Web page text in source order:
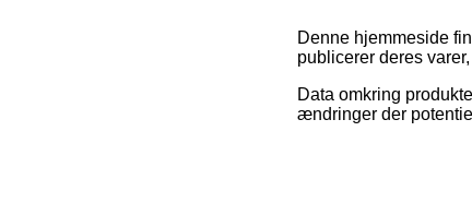
Denne hjemmeside
publicerer deres
Data omkring
ændringer der